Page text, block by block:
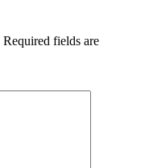
Required fields are